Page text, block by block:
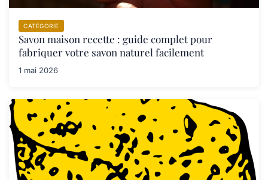
CATÉGORIE
Savon maison recette : guide complet pour
fabriquer votre savon naturel facilement
1 mai 2026